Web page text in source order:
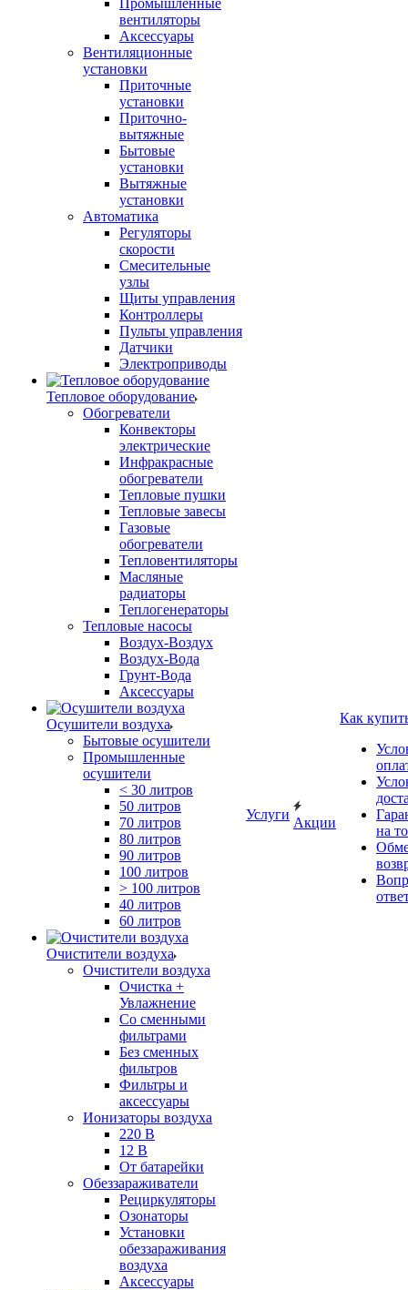
Промышленные
вентиляторы
Аксессуары
Вентиляционные
установки
Приточные
установки
Приточно-
вытяжные
Бытовые
установки
Вытяжные
установки
Автоматика
Регуляторы
скорости
Смесительные
узлы
Щиты управления
Контроллеры
Пульты управления
Датчики
Электроприводы
Тепловое оборудование
Обогреватели
Конвекторы
электрические
Инфракрасные
обогреватели
Тепловые пушки
Тепловые завесы
Газовые
обогреватели
Тепловентиляторы
Масляные
радиаторы
Теплогенераторы
Тепловые насосы
Воздух-Воздух
Воздух-Вода
Грунт-Вода
Аксессуары
Осушители воздуха
Бытовые осушители
Промышленные
осушители
< 30 литров
50 литров
70 литров
80 литров
90 литров
100 литров
> 100 литров
40 литров
60 литров
Очистители воздуха
Очистители воздуха
Очистка +
Увлажнение
Cо сменными
фильтрами
Без сменных
фильтров
Фильтры и
аксессуары
Ионизаторы воздуха
220 В
12 В
От батарейки
Обеззараживатели
Рециркуляторы
Озонаторы
Установки
обеззараживания
воздуха
Аксессуары
Услуги
Акции
Как
на